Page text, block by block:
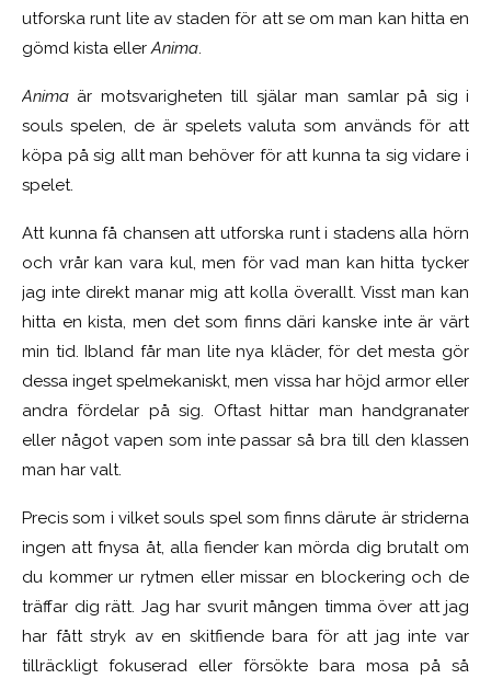
utforska runt lite av staden för att se om man kan hitta en
gömd kista ellerAnima.
Anima är motsvarigheten till själar man samlar på sig i
souls spelen, de är spelets valuta som används för att
köpa på sig allt man behöver för att kunna ta sig vidare i
spelet.
Att kunna få chansen att utforska runt i stadens alla hörn
och vrår kan vara kul, men för vad man kan hitta tycker
jag inte direkt manar mig att kolla överallt. Visst man kan
hitta en kista, men det som finns däri kanske inte är värt
min tid. Ibland får man lite nya kläder, för det mesta gör
dessa inget spelmekaniskt, men vissa har höjd armor eller
andra fördelar på sig. Oftast hittar man handgranater
eller något vapen som inte passar så bra till den klassen
man har valt.
Precis som i vilket souls spel som finns därute är striderna
ingen att fnysa åt, alla fiender kan mörda dig brutalt om
du kommer ur rytmen eller missar en blockering och de
träffar dig rätt. Jag har svurit mången timma över att jag
har fått stryk av en skitfiende bara för att jag inte var
tillräckligt fokuserad eller försökte bara mosa på så